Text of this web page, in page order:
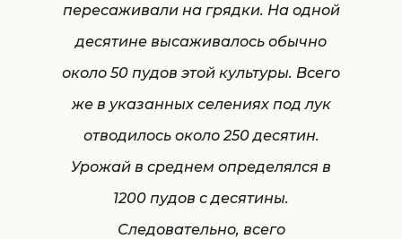
пересаживали на грядки. На одной
десятине высаживалось обычно
около 50 пудов этой культуры. Всего
же в указанных селениях под лук
отводилось около 250 десятин.
Урожай в среднем определялся в
1200 пудов с десятины.
Следовательно, всего